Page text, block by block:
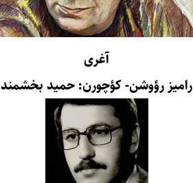
آغری
رامیز رؤوشن- کؤچورن: حمید بخشمند